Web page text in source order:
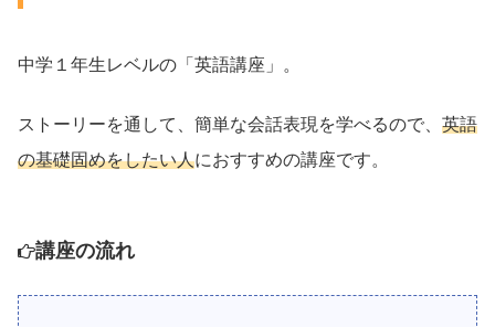
中学１年生レベルの「英語講座」。
ストーリーを通して、簡単な会話表現を学べるので、 英語
の基礎固めをしたい人におすすめの講座です。
講座の流れ